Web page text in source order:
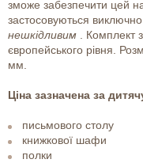
зможе забезпечити цей
застосовуються виключно
нешкідливим
. Комплект
європейського рівня.
мм.
Ціна зазначена за
письмового столу
книжкової шафи
полки